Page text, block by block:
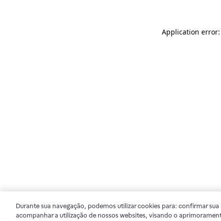
Application
Durante sua navegação, podemos utilizar cookies para: confirmar
acompanhar a utilização de nossos websites, visando o